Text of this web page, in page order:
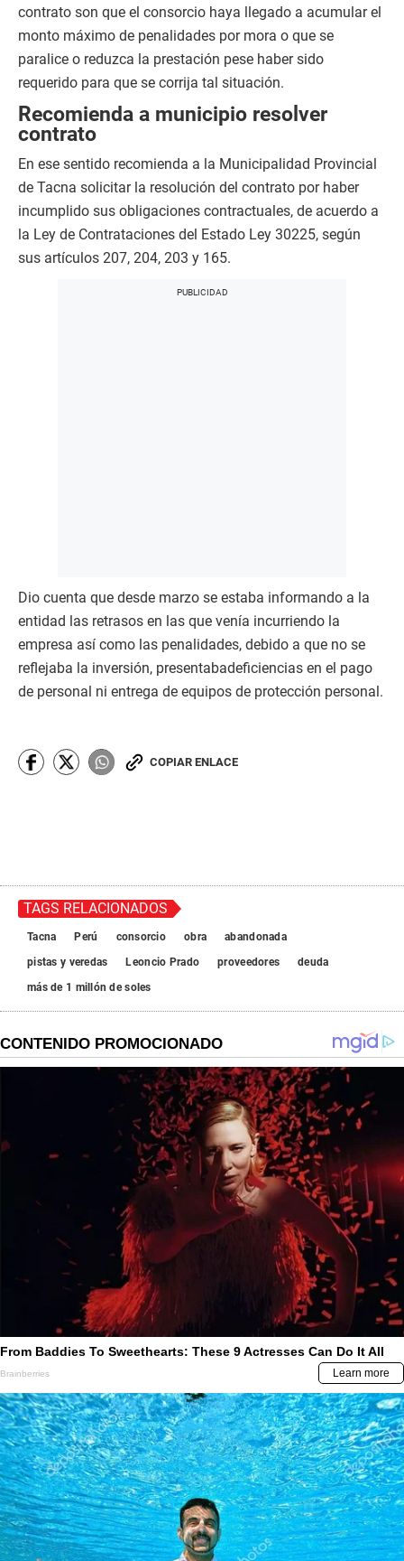
contrato son que el consorcio haya llegado a acumular el
monto máximo de penalidades por mora o que se
paralice o reduzca la prestación pese haber sido
requerido para que se corrija tal situación.
Recomienda a municipio resolver
contrato
En ese sentido recomienda a la Municipalidad Provincial
de Tacna solicitar la resolución del contrato por haber
incumplido sus obligaciones contractuales, de acuerdo a
la Ley de Contrataciones del Estado Ley 30225, según
sus artículos 207, 204, 203 y 165.
Dio cuenta que desde marzo se estaba informando a la
entidad las retrasos en las que venía incurriendo la
empresa así como las penalidades, debido a que no se
reflejaba la inversión, presentabadeficiencias en el pago
de personal ni entrega de equipos de protección personal.
COPIAR ENLACE
TAGS RELACIONADOS
Tacna Perú consorcio obra
abandonada
pistas y veredas
Leoncio Prado proveedores
deuda
más de 1 millón de soles